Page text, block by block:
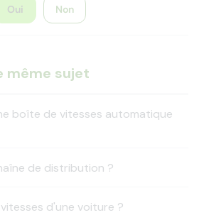
Oui Non
même sujet
boîte de vitesses automatique
de distribution ?
d'une voiture ?